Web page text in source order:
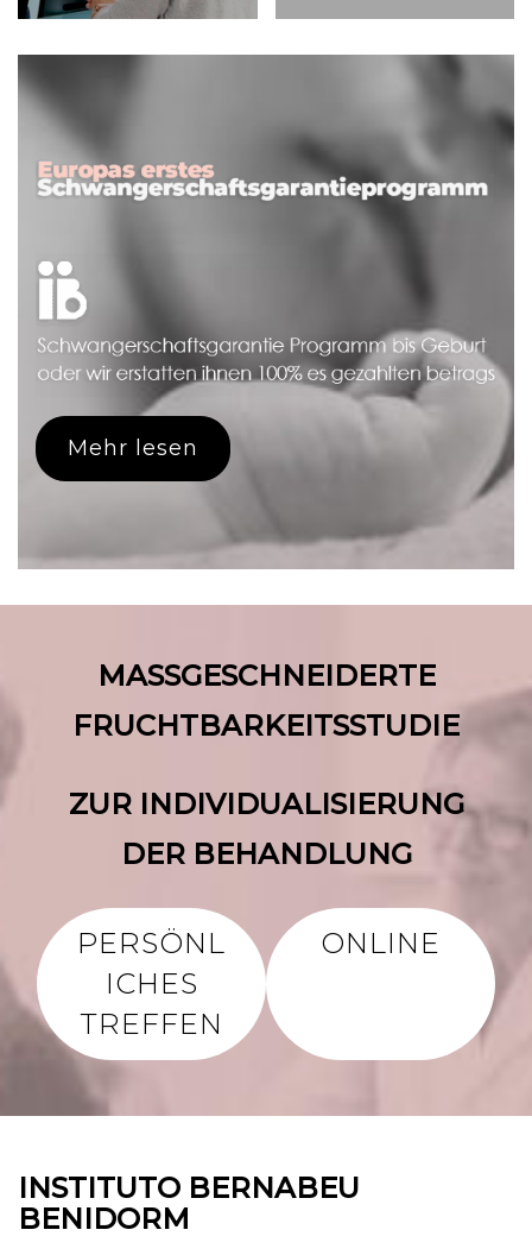
Mehr lesen
MASSGESCHNEIDERTE
FRUCHTBARKEITSSTUDIE
ZUR INDIVIDUALISIERUNG
DER BEHANDLUNG
PERSÖNL
ICHES
TREFFEN
ONLINE
INSTITUTO BERNABEU
BENIDORM